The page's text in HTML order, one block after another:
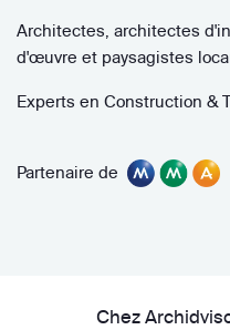
Architectes, architectes
d'œuvre et paysagistes
Experts en Construction &
Partenaire de
Chez